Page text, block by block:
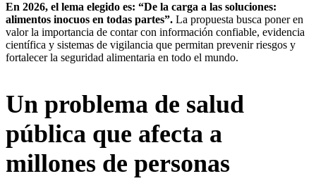
En 2026, el lema elegido es: “De la carga a las soluciones:
alimentos inocuos en todas partes”. La propuesta busca poner en
valor la importancia de contar con información confiable, evidencia
científica y sistemas de vigilancia que permitan prevenir riesgos y
fortalecer la seguridad alimentaria en todo el mundo.
Un problema de salud
pública que afecta a
millones de personas